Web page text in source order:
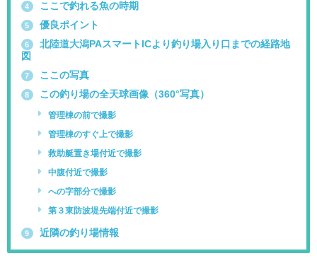
4 ここで釣れる魚の時期
5 優良ポイント
6
北陸道大潟PAスマートICより釣り場入り口までの経路地
図
7 ここの写真
8 この釣り場の全天球画像（360°写真）
管理棟の前で撮影
管理棟のすぐ上で撮影
救助艇置き場付近で撮影
中腹付近で撮影
への字部分で撮影
第３東防波堤先端付近で撮影
9 近隣の釣り場情報